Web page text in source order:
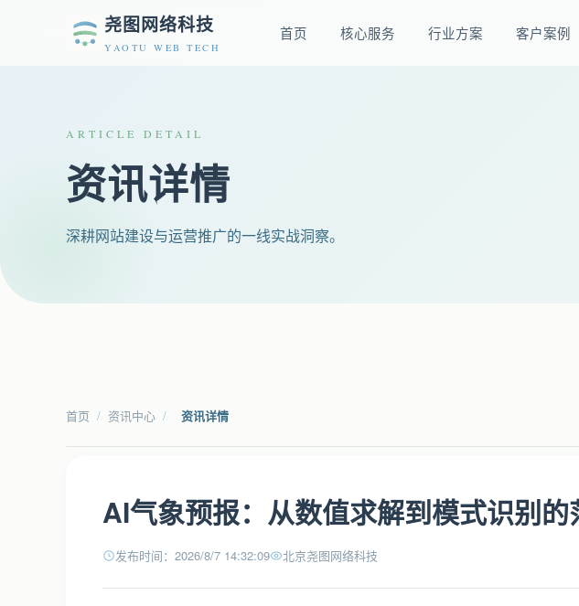
尧图网络科技
YAOTU WEB TECH
首页 核心服务 行业方案 客户案例
ARTICLE DETAIL
资讯详情
深耕网站建设与运营推广的一线实战洞察。
首页 / 资讯中心 / 资讯详情
AI气象预报：从数值求解到模式识别的
发布时间：2026/8/7 14:32:09 北京尧图网络科技